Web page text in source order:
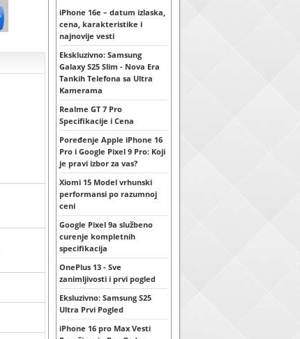
iPhone 16e – datum izlaska,
cena, karakteristike i
najnovije vesti
Ekskluzivno: Samsung
Galaxy S25 Slim - Nova Era
Tankih Telefona sa Ultra
Kamerama
Realme GT 7 Pro
Specifikacije i Cena
Poređenje Apple iPhone 16
Pro i Google Pixel 9 Pro: Koji
je pravi izbor za vas?
Xiomi 15 Model vrhunski
performansi po razumnoj
ceni
Google Pixel 9a službeno
curenje kompletnih
specifikacija
OnePlus 13 - Sve
zanimljivosti i prvi pogled
Eksluzivno: Samsung S25
Ultra Prvi Pogled
iPhone 16 pro Max Vesti